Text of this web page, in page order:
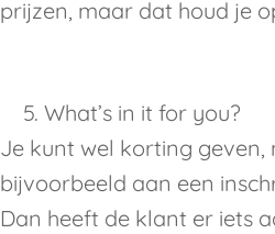
prijzen, maar dat houd je
What’s in it for you?
Je kunt wel korting
bijvoorbeeld aan een
Dan heeft de klant er iets